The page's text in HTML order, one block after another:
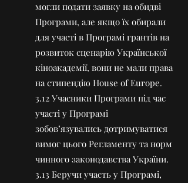
могли подати заявку на обидві
Програми, але якщо їх обирали
для участі в Програмі грантів на
розвиток сценарію Української
кіноакадемії, вони не мали права
на стипендію House of Europe.
3.12 Учасники Програми під час
участі у Програмі
зобов’язувались дотримуватися
вимог цього Регламенту та норм
чинного законодавства України.
3.13 Беручи участь у Програмі,